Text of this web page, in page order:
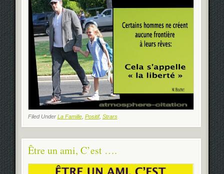
Filed Under La Famille, Positif, Strars
Être un ami, C’est ….